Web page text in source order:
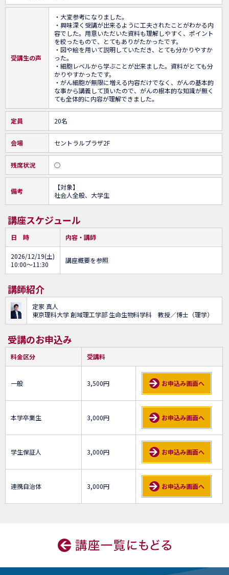
受講生の声
・大変参考になりました。
・興味深く受講が出来るように工夫されたことがわかる内
容でした。用意いただいた資料も理解しやすく、ポイント
を絞ったもので、とてもありがたかったです。
・図や絵を用いて説明していただき、とても分かりやすか
った。
・細胞レベルから学ぶことが出来ました。資料がとても分
かりやすかったです。
・がん細胞が無限に増える内容だけでなく、がんの基本的
な事から講義して頂いたので、がんの根本的な知識が無く
ても全体的に内容が理解できました。
定員 20名
会場 セントラルプラザ2F
残席状況 ○
備考
【対象】
社会人全般、大学生
講座スケジュール
日 時 内容・講師
2026/12/19(土)
10:00～11:30
講座概要を参照
講師紹介
定家 真人
東京理科大学 創域理工学部 生命生物科学科 教授／博士（理学）
受講のお申込み
料金区分 受講料
一般 3,500円 お申込み画面へ
本学卒業生 3,000円 お申込み画面へ
学生保証人 3,000円 お申込み画面へ
連携自治体 3,000円 お申込み画面へ